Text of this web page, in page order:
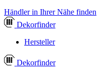
Händler in Ihrer Nähe finden
Dekorfinder
Hersteller
Dekorfinder